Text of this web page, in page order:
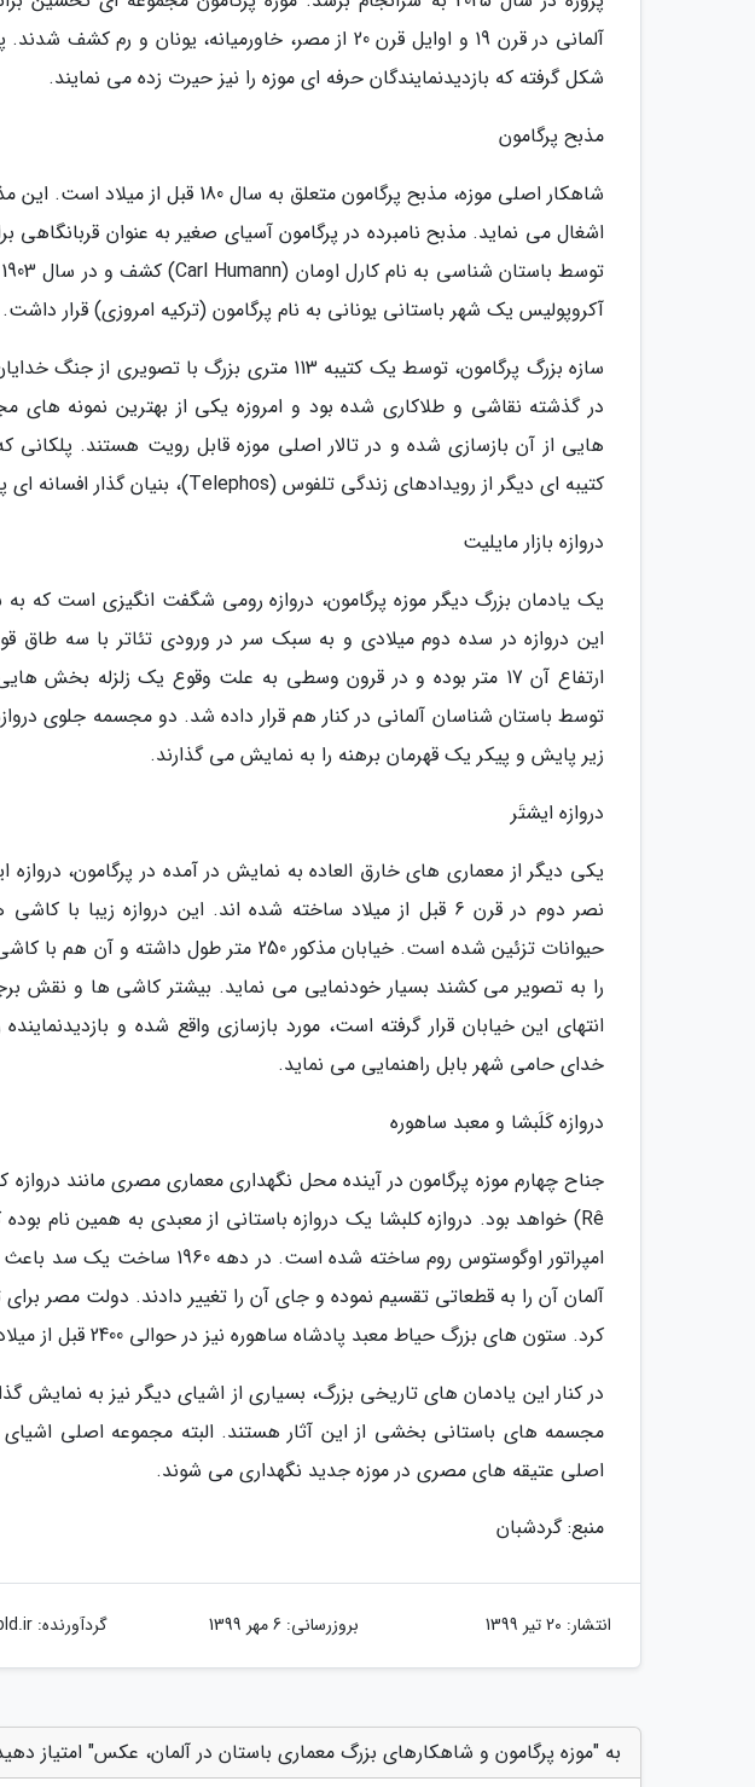
آلمانی در قرن 19 و اوایل قرن 20 از مصر، خاورمیانه،
شکل گرفته که بازدیدنمایندگان حرفه ای موزه را نیز حیرت زده می نمایند.
مذبح پرگامون
شاهکار اصلی موزه، مذبح پرگامون متعلق
آکروپولیس یک شهر باستانی یونانی به نام پرگامون (ترکیه امروزی) قرار داشت.
سازه بزرگ پرگامون، توسط یک کتیبه 113 متری
در گذشته نقاشی و طلاکاری شده بود و امروزه یکی از بهترین نمونه
هایی از آن بازسازی شده و در تالار اصلی موزه قابل رویت هستند.
کتیبه ای دیگر از رویدادهای زندگی تلفوس (Telephos)، بنیان گذار افسانه ای پرگامون تزئین شده است.
دروازه بازار مایلیت
یک یادمان بزرگ دیگر موزه پرگامون، دروازه رومی شگفت انگیزی است که
توسط باستان شناسان آلمانی در کنار هم قرار داده شد. دو مجسمه جلوی
زیر پایش و پیکر یک قهرمان برهنه را به نمایش می گذارند.
دروازه ایشتَر
یکی دیگر از معماری های خارق العاده به نمایش در آمده در پرگامون،
نصر دوم در قرن 6 قبل از میلاد ساخته شده اند. این دروازه
حیوانات تزئین شده است. خیابان مذکور 250
را به تصویر می کشند بسیار خودنمایی می نماید. بیشتر کاشی ها و نقش
انتهای این خیابان قرار گرفته است، مورد بازسازی واقع شده و
خدای حامی شهر بابل راهنمایی می نماید.
دروازه کَلَبشا و معبد ساهوره
امپراتور اوگوستوس روم ساخته
آلمان آن را به قطعاتی تقسیم نموده و جای آن را تغییر دادند. دولت مصر
کرد. ستون های بزرگ حیاط معبد پادشاه ساهوره نیز در حوالی 2400 قبل از میلاد ساخته شده اند.
در کنار این یادمان های تاریخی بزرگ، بسیاری از اشیای دیگر نیز به
مجسمه های باستانی بخشی از این آثار هستند. البته مجموعه اصلی
اصلی عتیقه های مصری در موزه جدید نگهداری می شوند.
منبع: گردشبان
انتشار: 20 تیر 1399 بروزرسانی: 6 مهر 1399 گردآورنده:
به "موزه پرگامون و شاهکارهای بزرگ معماری باستان در آلمان، عکس" امتیاز